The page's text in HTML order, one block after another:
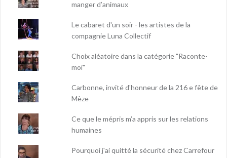
manger d’animaux
Le cabaret d'un soir - les artistes de la
compagnie Luna Collectif
Choix aléatoire dans la catégorie "Raconte-
moi"
Carbonne, invité d'honneur de la 216 e fête de
Mèze
Ce que le mépris m’a appris sur les relations
humaines
Pourquoi j'ai quitté la sécurité chez Carrefour